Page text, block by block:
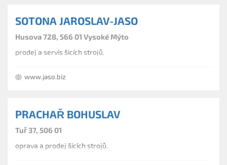
SOTONA JAROSLAV-JASO
Husova 728, 566 01 Vysoké Mýto
prodej a servis šicích strojů.
www.jaso.biz
PRACHAŘ BOHUSLAV
Tuř 37, 506 01
oprava a prodej šicích strojů.